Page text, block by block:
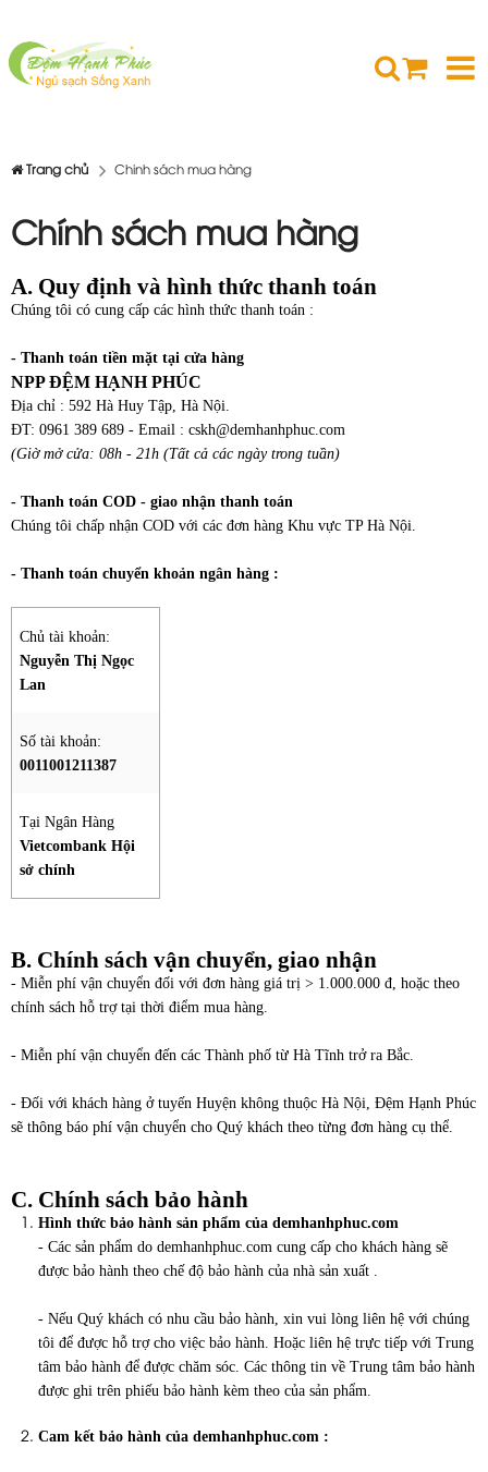
Trang chủ Chinh sách mua hàng
Chính sách mua hàng
A. Quy định và hình thức thanh toán
Chúng tôi có cung cấp các hình thức thanh toán :
- Thanh toán tiền mặt tại cửa hàng
NPP ĐỆM HẠNH PHÚC
Địa chỉ : 592 Hà Huy Tập, Hà Nội.
ĐT: 0961 389 689 - Email : cskh@demhanhphuc.com
(Giờ mở cửa: 08h - 21h (Tất cả các ngày trong tuần)
- Thanh toán COD - giao nhận thanh toán
Chúng tôi chấp nhận COD với các đơn hàng Khu vực TP Hà Nội.
- Thanh toán chuyển khoản ngân hàng :
Chủ tài khoản:
Nguyễn Thị Ngọc
Lan
Số tài khoản:
0011001211387
Tại Ngân Hàng
Vietcombank Hội
sở chính
B. Chính sách vận chuyển, giao nhận
- Miễn phí vận chuyển đối với đơn hàng giá trị > 1.000.000 đ, hoặc theo
chính sách hỗ trợ tại thời điểm mua hàng.
- Miễn phí vận chuyển đến các Thành phố từ Hà Tĩnh trở ra Bắc.
- Đối với khách hàng ở tuyến Huyện không thuộc Hà Nội, Đệm Hạnh Phúc
sẽ thông báo phí vận chuyển cho Quý khách theo từng đơn hàng cụ thể.
C. Chính sách bảo hành
Hình thức bảo hành sản phẩm của demhanhphuc.com
- Các sản phẩm do demhanhphuc.com cung cấp cho khách hàng sẽ
được bảo hành theo chế độ bảo hành của nhà sản xuất .
- Nếu Quý khách có nhu cầu bảo hành, xin vui lòng liên hệ với chúng
tôi để được hỗ trợ cho việc bảo hành. Hoặc liên hệ trực tiếp với Trung
tâm bảo hành để được chăm sóc. Các thông tin về Trung tâm bảo hành
được ghi trên phiếu bảo hành kèm theo của sản phẩm.
Cam kết bảo hành của demhanhphuc.com :